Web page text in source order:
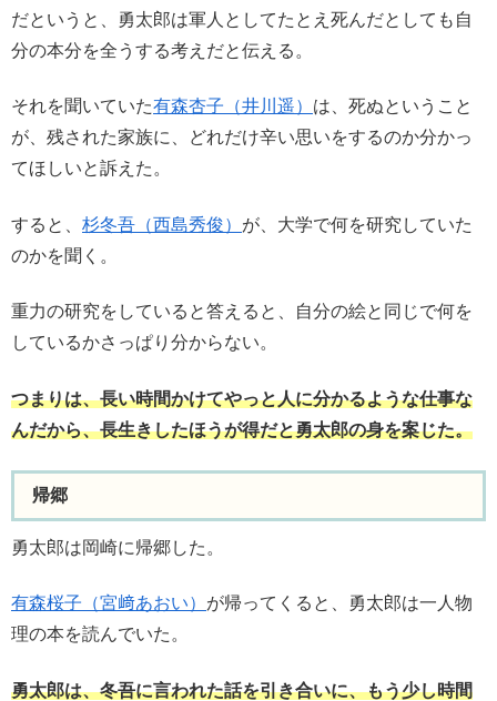
だというと、勇太郎は軍人としてたとえ死んだとしても自
分の本分を全うする考えだと伝える。
それを聞いていた有森杏子（井川遥） は、死ぬということ
が、残された家族に、どれだけ辛い思いをするのか分かっ
てほしいと訴えた。
すると、 杉冬吾（西島秀俊） が、大学で何を研究していた
のかを聞く。
重力の研究をしていると答えると、自分の絵と同じで何を
しているかさっぱり分からない。
つまりは、長い時間かけてやっと人に分かるような仕事な
んだから、長生きしたほうが得だと勇太郎の身を案じた。
帰郷
勇太郎は岡崎に帰郷した。
有森桜子（宮﨑あおい） が帰ってくると、勇太郎は一人物
理の本を読んでいた。
勇太郎は、冬吾に言われた話を引き合いに、もう少し時間